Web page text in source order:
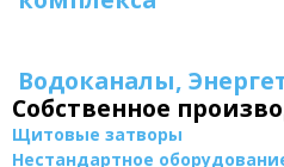
Водоканалы,
Собственное
Щитовые затворы
Нестандартное